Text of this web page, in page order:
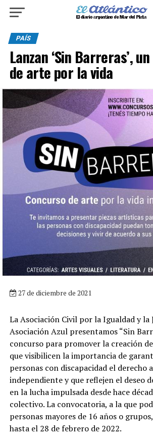
PAÍS
Lanzan ‘Sin Barreras’,
de arte por la vida
27 de diciembre de 2021
La Asociación Civil por la Igualdad y la
Asociación Azul presentamos “Sin
concurso para promover la creación
que visibilicen la importancia de
personas con discapacidad el derecho
independiente y que reflejen el deseo
en la lucha impulsada desde hace
colectivo. La convocatoria, a la que
personas mayores de 16 años o
hasta el 28 de febrero de 2022.